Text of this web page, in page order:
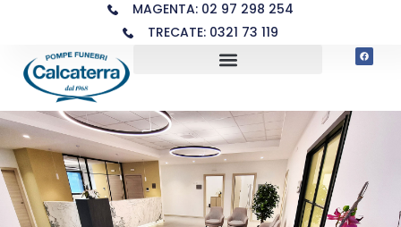
MAGENTA: 02 97 298 254
TRECATE: 0321 73 119